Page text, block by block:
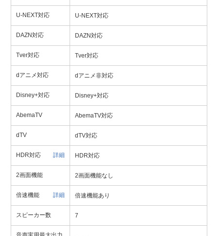
U-NEXT対応 U-NEXT対応
DAZN対応 DAZN対応
Tver対応 Tver対応
dアニメ対応 dアニメ非対応
Disney+対応 Disney+対応
AbemaTV AbemaTV対応
dTV dTV対応
HDR対応 詳細 HDR対応
2画面機能 2画面機能なし
倍速機能 詳細 倍速機能あり
スピーカー数 7